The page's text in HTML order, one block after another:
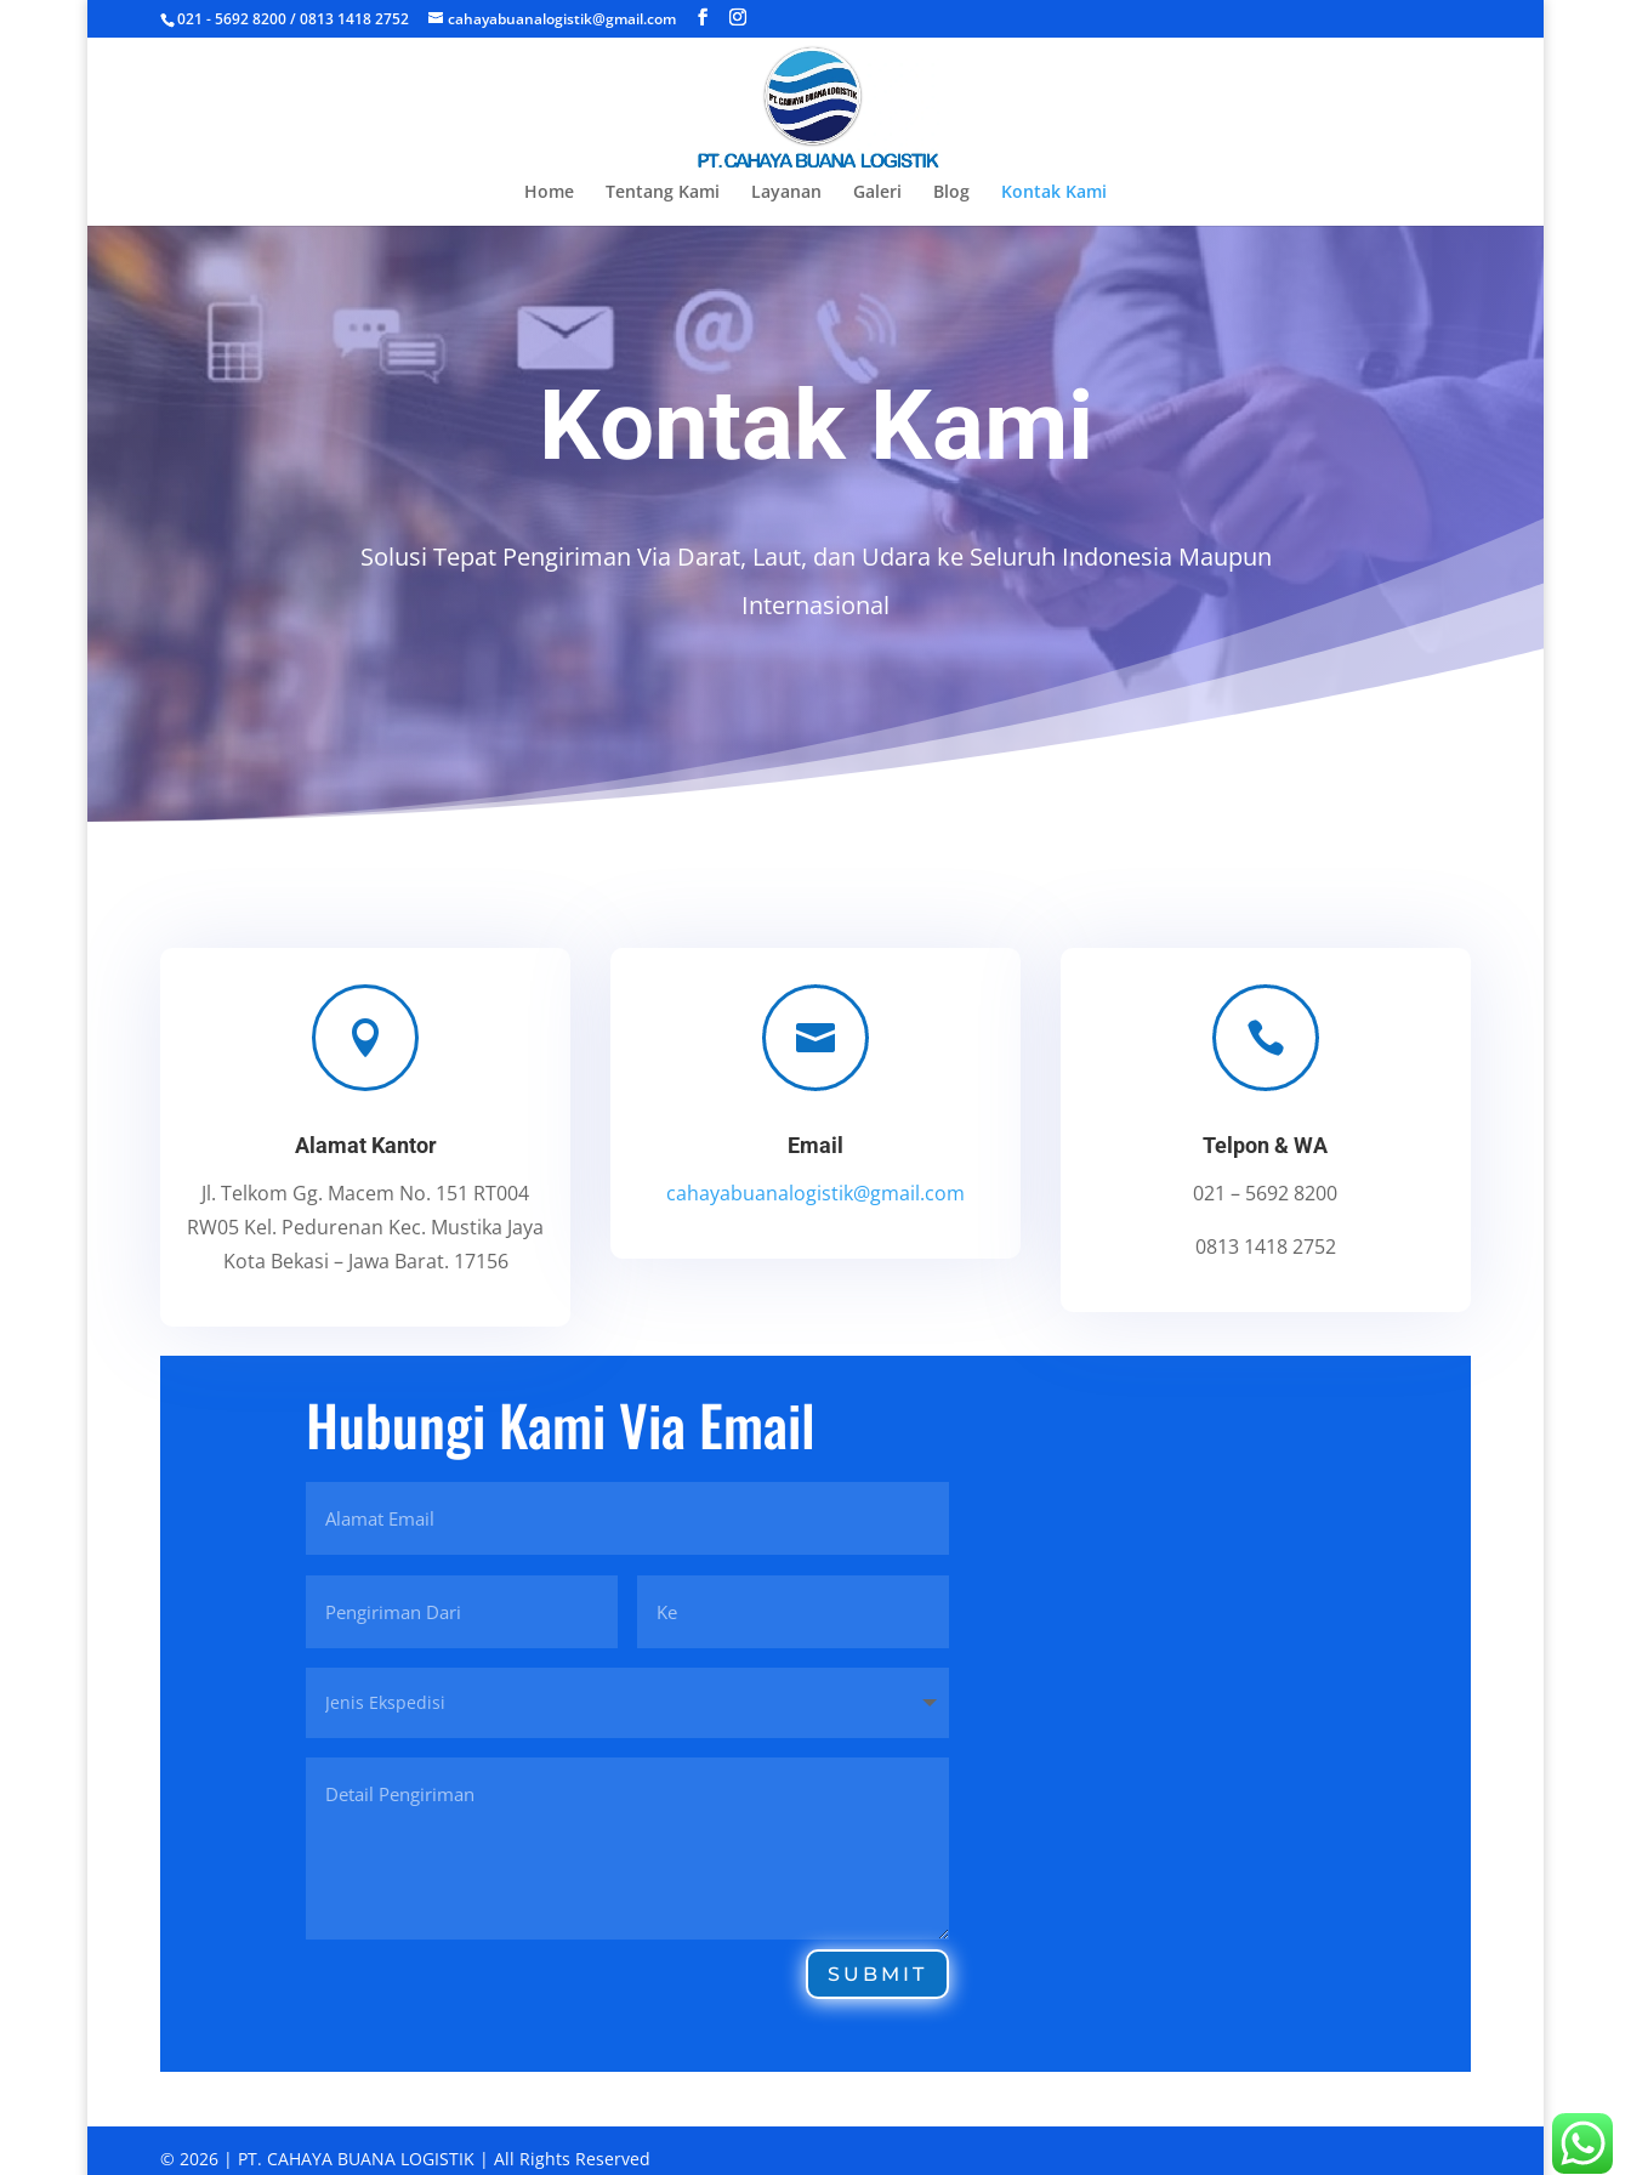
021 - 5692 8200 / 0813 1418 2752 cahayabuanalogistik@gmail.com
Home Tentang Kami Layanan Galeri Blog Kontak Kami
Kontak Kami
Solusi Tepat Pengiriman Via Darat, Laut, dan Udara ke Seluruh Indonesia Maupun
Internasional

Alamat Kantor
Jl. Telkom Gg. Macem No. 151 RT004
RW05 Kel. Pedurenan Kec. Mustika Jaya
Kota Bekasi – Jawa Barat. 17156

Email
cahayabuanalogistik@gmail.com

Telpon & WA
021 – 5692 8200
0813 1418 2752
Hubungi Kami Via Email
SUBMIT
© 2026 | PT. CAHAYA BUANA LOGISTIK | All Rights Reserved